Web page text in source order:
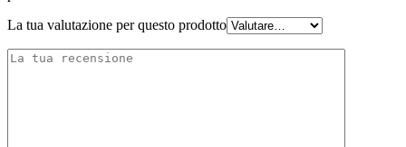
La tua valutazione per questo prodotto